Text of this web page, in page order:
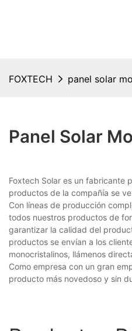
FOXTECH panel solar
Panel Solar
Foxtech Solar es un fabricante
productos de la compañía se
Con líneas de producción
todos nuestros productos de
garantizar la calidad del
productos se envían a los
monocristalinos, llámenos
Como empresa con un gran
producto más novedoso y sin